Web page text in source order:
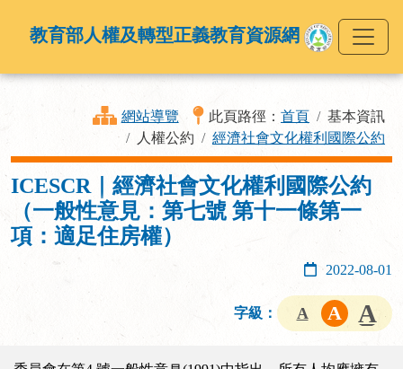
教育部人權及轉型正義教育資源網
網站導覽 此頁路徑： 首頁
基本資訊
人權公約
經濟社會文化權利國際公約
ICESCR｜經濟社會文化權利國際公約
（一般性意見：第七號 第十一條第一
項：適足住房權）
2022-08-01
字級：